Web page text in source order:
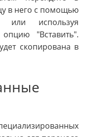
в него с помощью
или используя
"Вставить".
скопирована в